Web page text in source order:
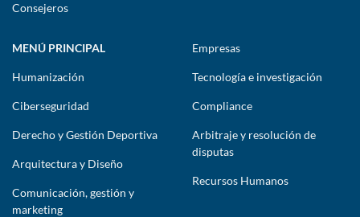
Consejeros
MENÚ PRINCIPAL
Humanización
Ciberseguridad
Derecho y Gestión Deportiva
Arquitectura y Diseño
Comunicación, gestión y
marketing
Empresas
Tecnología e investigación
Compliance
Arbitraje y resolución de
disputas
Recursos Humanos